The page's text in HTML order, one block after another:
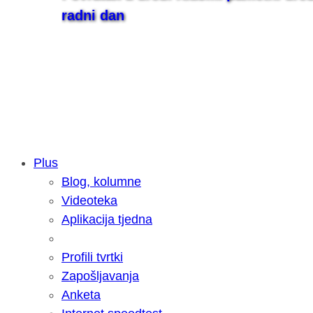
radni dan
Samsung otkrio kako je nastajala
razvoja donijelo tanje i izdržljivije
Plus
Blog, kolumne
Videoteka
Aplikacija tjedna
Profili tvrtki
Zapošljavanja
Anketa